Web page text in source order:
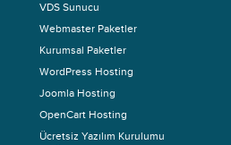
VDS Sunucu
Webmaster Paketler
Kurumsal Paketler
WordPress Hosting
Joomla Hosting
OpenCart Hosting
Ücretsiz Yazılım Kurulumu